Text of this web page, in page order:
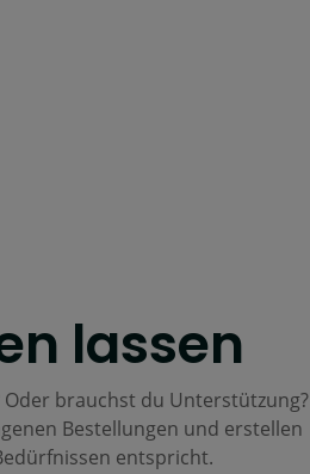
lassen
brauchst du Unterstützung?
Bestellungen und erstellen
entspricht.